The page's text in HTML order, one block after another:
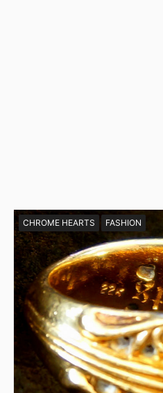
CHROME HEARTS FASHION